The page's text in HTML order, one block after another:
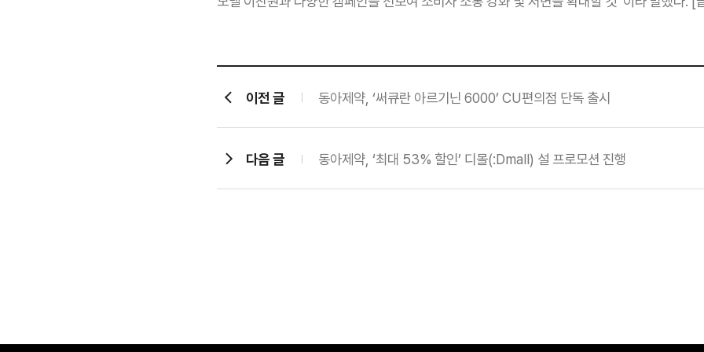
이전 글 동아제약, ‘써큐란 아르기닌 6000’ CU편의점 단독 출시
다음 글 동아제약, ‘최대 53% 할인’ 디몰(:Dmall) 설 프로모션 진행